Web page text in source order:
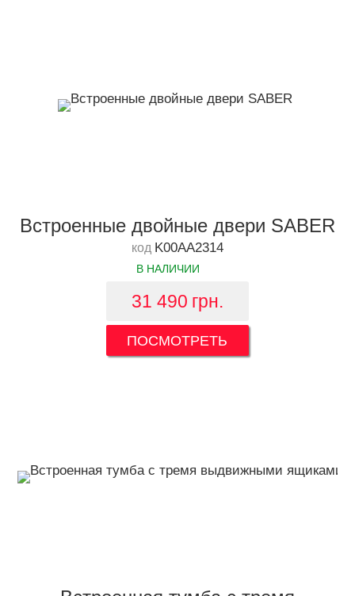
Встроенные двойные двери SABER
код K00AA2314
В НАЛИЧИИ
31 490 грн.
ПОСМОТРЕТЬ